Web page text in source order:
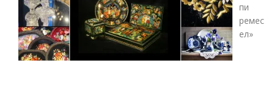
пи
ремес
ел»